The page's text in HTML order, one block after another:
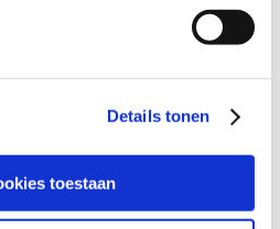
Details tonen
toestaan